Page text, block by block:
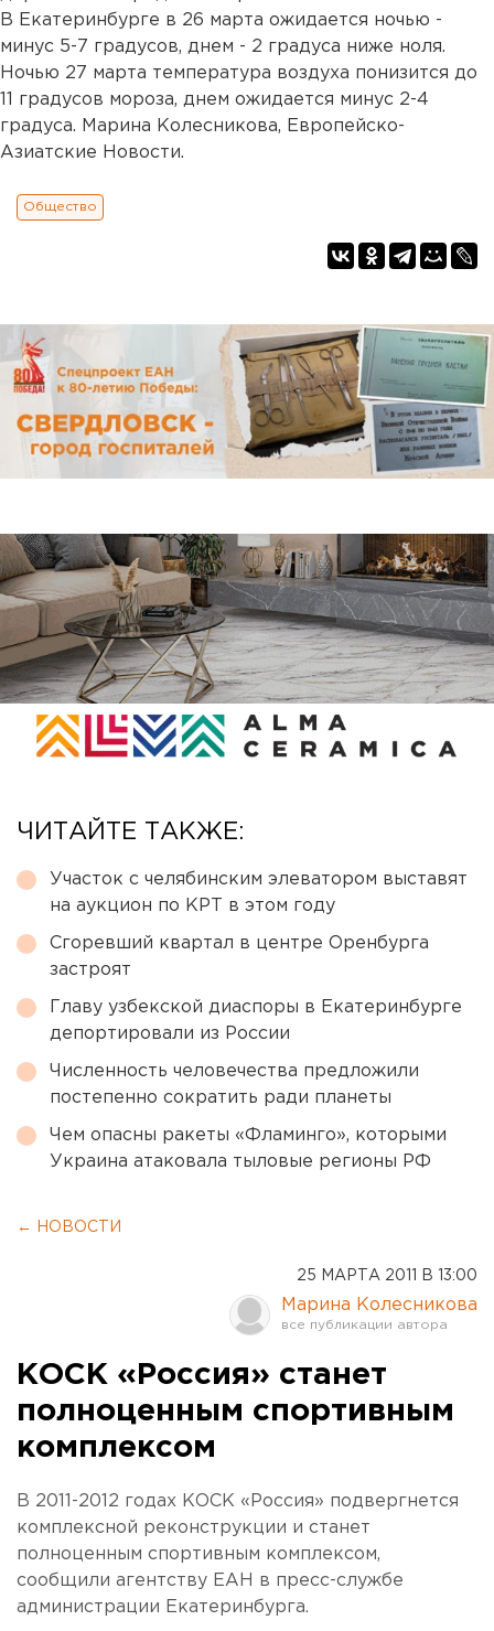
В Екатеринбурге в 26 марта ожидается ночью -
минус 5-7 градусов, днем - 2 градуса ниже ноля.
Ночью 27 марта температура воздуха понизится до
11 градусов мороза, днем ожидается минус 2-4
градуса. Марина Колесникова, Европейско-
Азиатские Новости.
Общество
ЧИТАЙТЕ ТАКЖЕ:
Участок с челябинским элеватором выставят
на аукцион по КРТ в этом году
Сгоревший квартал в центре Оренбурга
застроят
Главу узбекской диаспоры в Екатеринбурге
депортировали из России
Численность человечества предложили
постепенно сократить ради планеты
Чем опасны ракеты «Фламинго», которыми
Украина атаковала тыловые регионы РФ
← НОВОСТИ
25 МАРТА 2011 В 13:00
Марина Колесникова
КОСК «Россия» станет
полноценным спортивным
комплексом
В 2011-2012 годах КОСК «Россия» подвергнется
комплексной реконструкции и станет
полноценным спортивным комплексом,
сообщили агентству ЕАН в пресс-службе
администрации Екатеринбурга.